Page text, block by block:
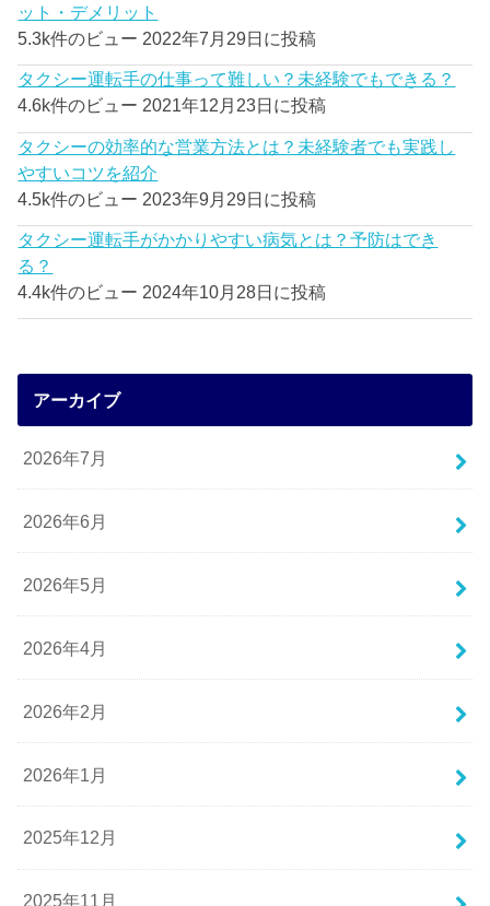
ット・デメリット
5.3k件のビュー 2022年7月29日に投稿
タクシー運転手の仕事って難しい？未経験でもできる？
4.6k件のビュー 2021年12月23日に投稿
タクシーの効率的な営業方法とは？未経験者でも実践し
やすいコツを紹介
4.5k件のビュー 2023年9月29日に投稿
タクシー運転手がかかりやすい病気とは？予防はでき
る？
4.4k件のビュー 2024年10月28日に投稿
アーカイブ
2026年7月
2026年6月
2026年5月
2026年4月
2026年2月
2026年1月
2025年12月
2025年11月